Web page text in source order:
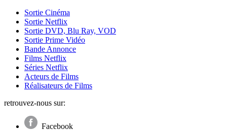
Sortie Cinéma
Sortie Netflix
Sortie DVD, Blu Ray, VOD
Sortie Prime Vidéo
Bande Annonce
Films Netflix
Séries Netflix
Acteurs de Films
Réalisateurs de Films
retrouvez-nous sur:
Facebook